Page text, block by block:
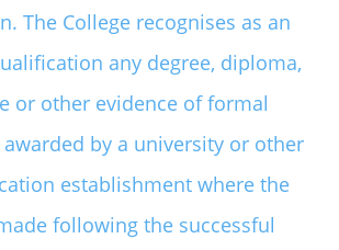
The College recognises as an
any degree, diploma,
or other evidence of formal
by a university or other
establishment where the
following the successful